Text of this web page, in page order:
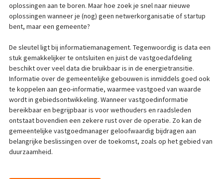
oplossingen aan te boren. Maar hoe zoek je snel naar nieuwe
oplossingen wanneer je (nog) geen netwerkorganisatie of startup
bent, maar een gemeente?
De sleutel ligt bij informatiemanagement. Tegenwoordig is data een
stuk gemakkelijker te ontsluiten en juist de vastgoedafdeling
beschikt over veel data die bruikbaar is in de energietransitie.
Informatie over de gemeentelijke gebouwen is inmiddels goed ook
te koppelen aan geo-informatie, waarmee vastgoed van waarde
wordt in gebiedsontwikkeling. Wanneer vastgoedinformatie
bereikbaar en begrijpbaar is voor wethouders en raadsleden
ontstaat bovendien een zekere rust over de operatie. Zo kan de
gemeentelijke vastgoedmanager geloofwaardig bijdragen aan
belangrijke beslissingen over de toekomst, zoals op het gebied van
duurzaamheid.